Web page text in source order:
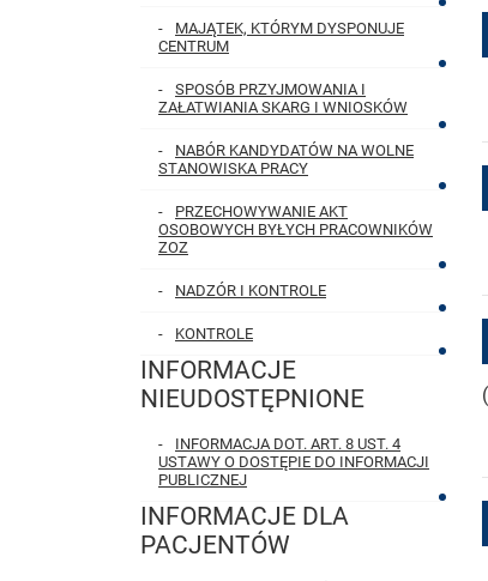
MAJĄTEK, KTÓRYM DYSPONUJE
CENTRUM
SPOSÓB PRZYJMOWANIA I
ZAŁATWIANIA SKARG I WNIOSKÓW
NABÓR KANDYDATÓW NA WOLNE
STANOWISKA PRACY
PRZECHOWYWANIE AKT
OSOBOWYCH BYŁYCH PRACOWNIKÓW
ZOZ
NADZÓR I KONTROLE
KONTROLE
INFORMACJE
NIEUDOSTĘPNIONE
INFORMACJA DOT. ART. 8 UST. 4
USTAWY O DOSTĘPIE DO INFORMACJI
PUBLICZNEJ
INFORMACJE DLA
PACJENTÓW